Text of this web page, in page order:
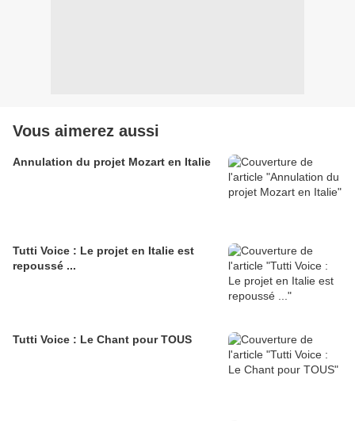
Vous aimerez aussi
Annulation du projet Mozart en Italie
Tutti Voice : Le projet en Italie est
repoussé ...
Tutti Voice : Le Chant pour TOUS